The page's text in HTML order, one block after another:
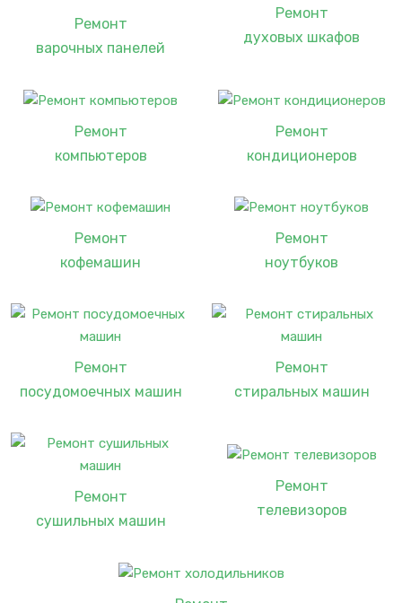
Ремонт
варочных панелей
Ремонт
духовых шкафов
Ремонт
компьютеров
Ремонт
кондиционеров
Ремонт
кофемашин
Ремонт
ноутбуков
Ремонт
посудомоечных машин
Ремонт
стиральных машин
Ремонт
сушильных машин
Ремонт
телевизоров